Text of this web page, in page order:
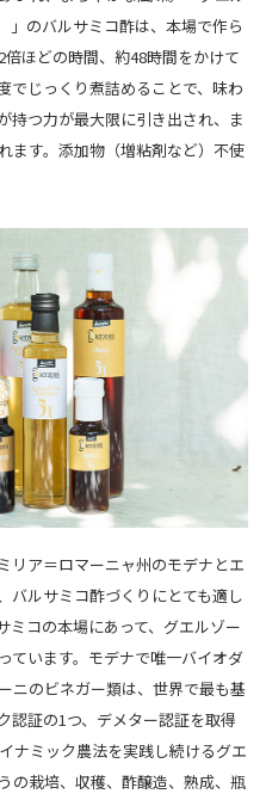
のバルサミコ酢は、本場で作ら
ほどの時間、約48時間をかけて
でじっくり煮詰めることで、味わ
持つ力が最大限に引き出され、ま
ます。添加物（増粘剤など）不使
リア＝ロマーニャ州のモデナとエ
バルサミコ酢づくりにとても適し
ミコの本場にあって、グエルゾー
ています。モデナで唯一バイオダ
ニのビネガー類は、世界で最も基
認証の1つ、デメター認証を取得
ナミック農法を実践し続けるグエ
の栽培、収穫、酢醸造、熟成、瓶